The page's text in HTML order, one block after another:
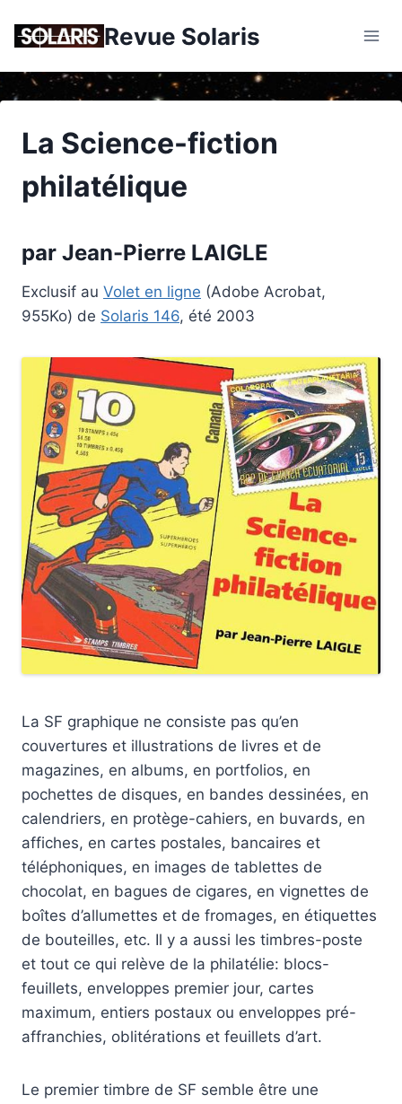
Revue Solaris
La Science-fiction
philatélique
par Jean-Pierre LAIGLE
Exclusif au Volet en ligne (Adobe Acrobat,
955Ko) de Solaris 146, été 2003
La SF graphique ne consiste pas qu’en
couvertures et illustrations de livres et de
magazines, en albums, en portfolios, en
pochettes de disques, en bandes dessinées, en
calendriers, en protège-cahiers, en buvards, en
affiches, en cartes postales, bancaires et
téléphoniques, en images de tablettes de
chocolat, en bagues de cigares, en vignettes de
boîtes d’allumettes et de fromages, en étiquettes
de bouteilles, etc. Il y a aussi les timbres-poste
et tout ce qui relève de la philatélie: blocs-
feuillets, enveloppes premier jour, cartes
maximum, entiers postaux ou enveloppes pré-
affranchies, oblitérations et feuillets d’art.
Le premier timbre de SF semble être une